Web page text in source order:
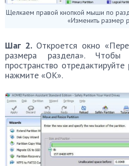
Щелкаем правой кнопкой мыши по
«Изменить размер
Шаг 2.Откроется окно
размера раздела». Чтобы
пространство
нажмите «ОК».